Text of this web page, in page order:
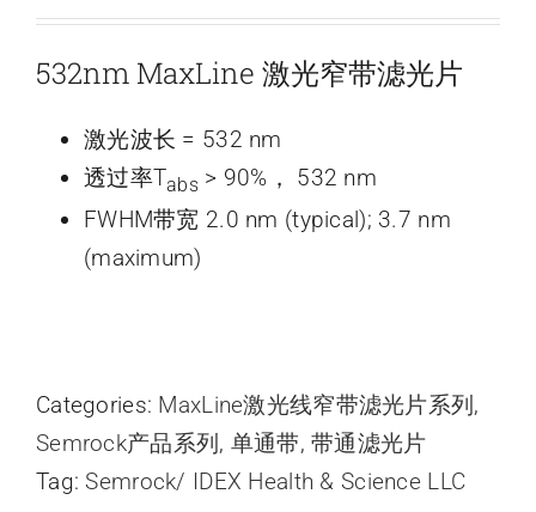
532nm MaxLine 激光窄带滤光片
激光波长 = 532 nm
透过率Tabs > 90%， 532 nm
FWHM带宽 2.0 nm (typical); 3.7 nm
(maximum)
Categories: MaxLine激光线窄带滤光片系列 ,
Semrock产品系列 , 单通带,带通滤光片
Tag:Semrock/ IDEX Health & Science LLC